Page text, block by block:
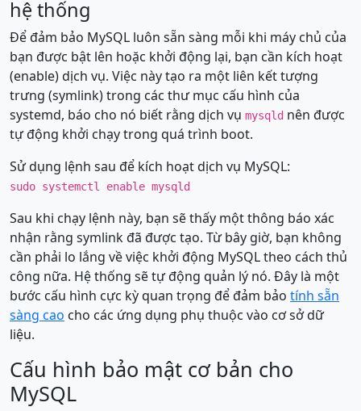
hệ thống
Để đảm bảo MySQL luôn sẵn sàng mỗi khi máy chủ của
bạn được bật lên hoặc khởi động lại, bạn cần kích hoạt
(enable) dịch vụ. Việc này tạo ra một liên kết tượng
trưng (symlink) trong các thư mục cấu hình của
systemd, báo cho nó biết rằng dịch vụ mysqld nên được
tự động khởi chạy trong quá trình boot.
Sử dụng lệnh sau để kích hoạt dịch vụ MySQL:
sudo systemctl enable mysqld
Sau khi chạy lệnh này, bạn sẽ thấy một thông báo xác
nhận rằng symlink đã được tạo. Từ bây giờ, bạn không
cần phải lo lắng về việc khởi động MySQL theo cách thủ
công nữa. Hệ thống sẽ tự động quản lý nó. Đây là một
bước cấu hình cực kỳ quan trọng để đảm bảo tính sẵn
sàng cao cho các ứng dụng phụ thuộc vào cơ sở dữ
liệu.
Cấu hình bảo mật cơ bản cho
MySQL